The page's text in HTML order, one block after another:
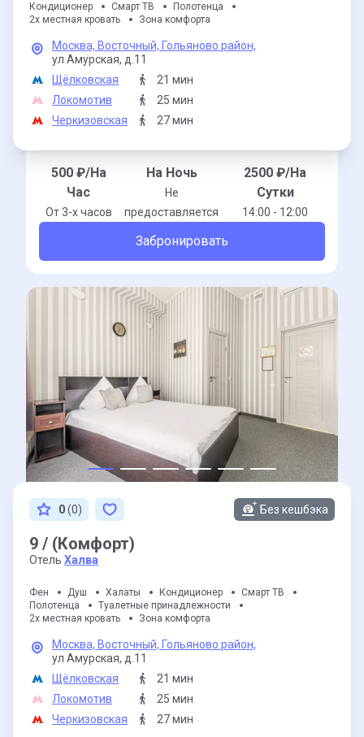
Кондиционер
Смарт ТВ
Полотенца
2х местная кровать
Зона комфорта
Москва, Восточный, Гольяново район,
ул Амурская, д.11
Щёлковская
21 мин
Локомотив
25 мин
Черкизовская
27 мин
500₽/На
Час
От 3-x часов
На Ночь
Не
предоставляется
2500 ₽/На
Сутки
14:00 - 12:00
Забронировать
0(0) Без кешбэка
9 / (Комфорт)
Отель Халва
Фен Душ Халаты Кондиционер
Смарт ТВ
Полотенца
Туалетные принадлежности
2х местная кровать
Зона комфорта
Москва, Восточный, Гольяново район,
ул Амурская, д.11
Щёлковская
21 мин
Локомотив
25 мин
Черкизовская
27 мин